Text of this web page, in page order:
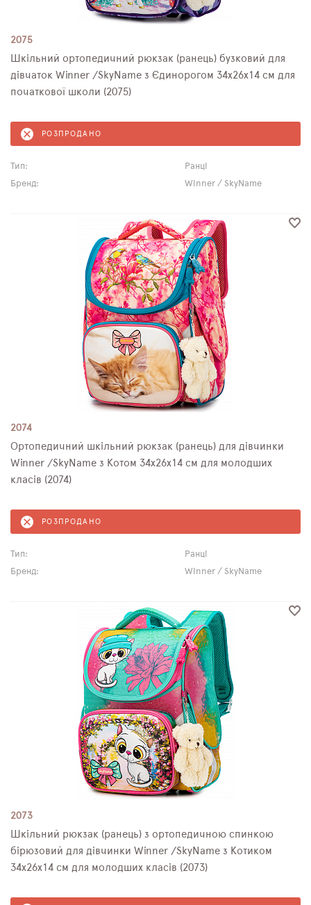
2075
Шкільний ортопедичний рюкзак (ранець) бузковий для
дівчаток Winner /SkyName з Єдинорогом 34х26х14 см для
початкової школи (2075)
РОЗПРОДАНО
Тип:
Ранці
Бренд:
Winner / SkyName
2074
Ортопедичний шкільний рюкзак (ранець) для дівчинки
Winner /SkyName з Котом 34х26х14 см для молодших
класів (2074)
РОЗПРОДАНО
Тип:
Ранці
Бренд:
Winner / SkyName
2073
Шкільний рюкзак (ранець) з ортопедичною спинкою
бірюзовий для дівчинки Winner /SkyName з Котиком
34х26х14 см для молодших класів (2073)